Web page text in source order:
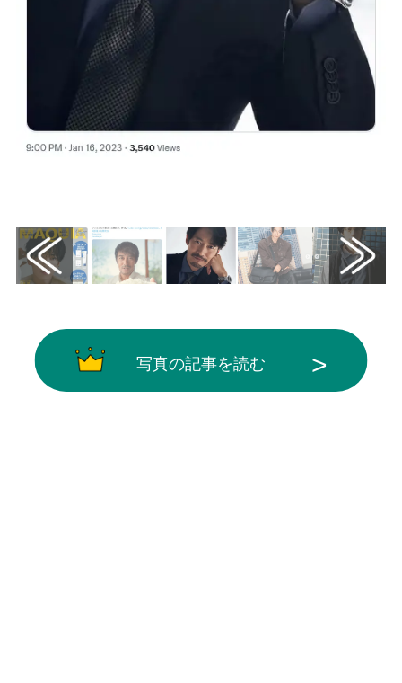
写真の記事を読む